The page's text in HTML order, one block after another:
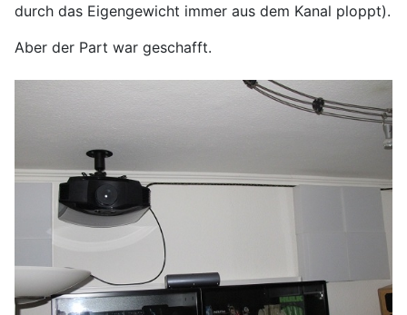
durch das Eigengewicht immer aus dem Kanal ploppt).
Aber der Part war geschafft.